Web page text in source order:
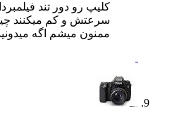
کلیپ رو دور تند
سرعتش و کم میکنند
ممنون میشم اگه